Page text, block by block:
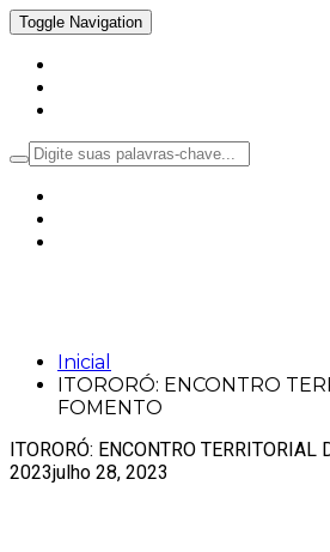
Toggle Navigation
Inicial
ITORORÓ: ENCONTRO
FOMENTO
ITORORÓ: ENCONTRO
2023julho 28, 2023